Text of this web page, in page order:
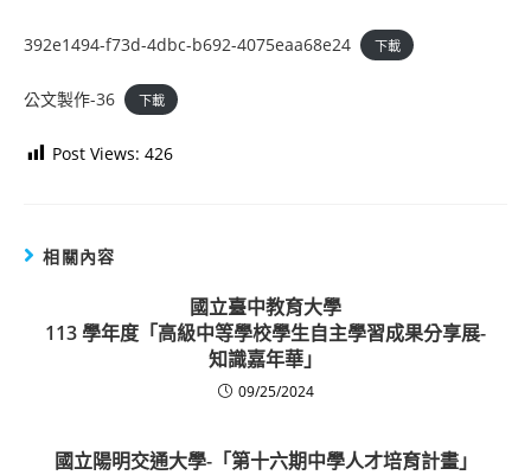
392e1494-f73d-4dbc-b692-4075eaa68e24 下載
公文製作-36 下載
Post Views: 426
相關內容
國立臺中教育大學
113 學年度「高級中等學校學生自主學習成果分享展-
知識嘉年華」
09/25/2024
國立陽明交通大學-「第十六期中學人才培育計畫」